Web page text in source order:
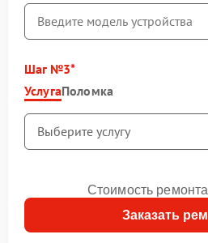
Шаг №3
УслугаПоломка
Заказать
Стоимость